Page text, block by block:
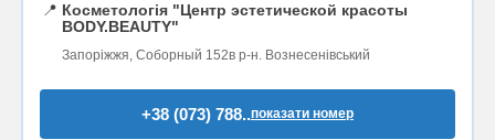
📍 Косметологія "Центр эстетической красоты
BODY.BEAUTY"
Запоріжжя, Соборный 152в р-н. Вознесенівський
+38 (073) 788..показати номер